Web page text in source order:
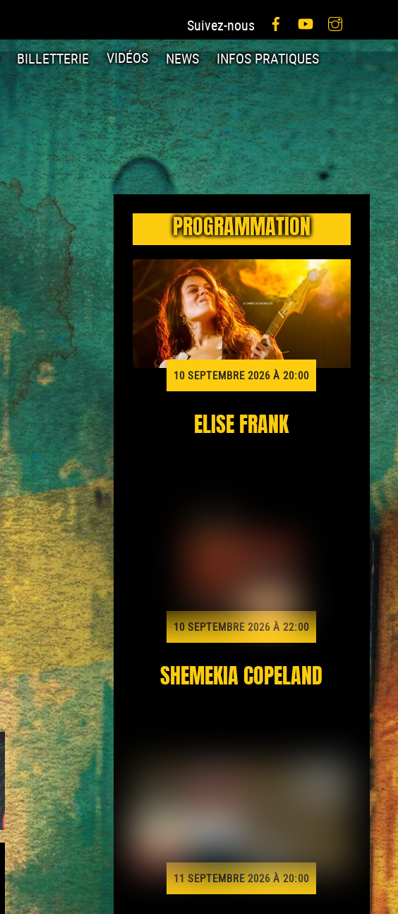
Suivez-nous FacebookYouTube
BILLETTERIE VIDÉOS NEWS INFOS PRATIQUES
PROGRAMMATION
10 SEPTEMBRE 2026 À 20:00
ELISE FRANK
10 SEPTEMBRE 2026 À 22:00
SHEMEKIA COPELAND
11 SEPTEMBRE 2026 À 20:00